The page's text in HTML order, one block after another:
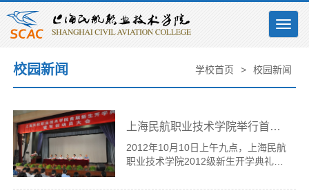
校园新闻 学校首页 > 校园新闻
上海民航职业技术学院举行首届新生开学典礼
2012年10月10日上午九点，上海民航
职业技术学院2012级新生开学典礼在
群、章恒龙、杨征、孙暄等领导出席。